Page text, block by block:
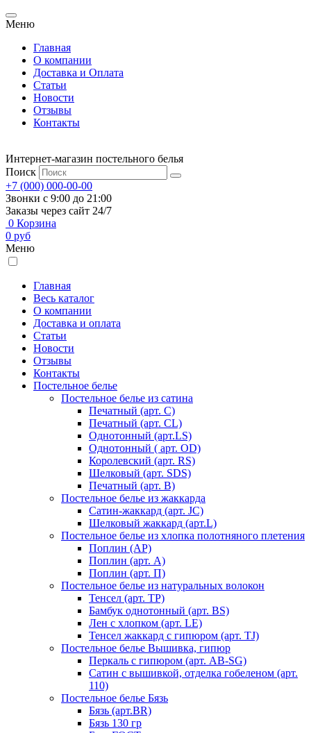
Меню
Главная
О компании
Доставка и Оплата
Статьи
Новости
Отзывы
Контакты
Интернет-магазин постельного белья
Поиск
+7 (000) 000-00-00
Звонки с 9:00 до 21:00
Заказы через сайт 24/7
0 Корзина
0 руб
Меню
Главная
Весь каталог
О компании
Доставка и оплата
Статьи
Новости
Отзывы
Контакты
Постельное белье
Постельное белье из сатина
Печатный (арт. С)
Печатный (арт. СL)
Однотонный (арт.LS)
Однотонный ( арт. OD)
Королевский (арт. RS)
Шелковый (арт. SDS)
Печатный (арт. В)
Постельное белье из жаккарда
Сатин-жаккард (арт. JC)
Шелковый жаккард (арт.L)
Постельное белье из хлопка полотняного плетения
Поплин (AP)
Поплин (арт. А)
Поплин (арт. П)
Постельное белье из натуральных волокон
Тенсел (арт. ТР)
Бамбук однотонный (арт. BS)
Лен с хлопком (арт. LE)
Тенсел жаккард с гипюром (арт. TJ)
Постельное белье Вышивка, гипюр
Перкаль с гипюром (арт. AB-SG)
Сатин с вышивкой, отделка гобеленом (арт.
110)
Постельное белье Бязь
Бязь (арт.BR)
Бязь 130 гр